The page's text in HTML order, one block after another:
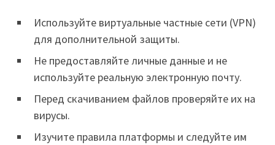
Используйте виртуальные частные сети (VPN)
для дополнительной защиты.
Не предоставляйте личные данные и не
используйте реальную электронную почту.
Перед скачиванием файлов проверяйте их на
вирусы.
Изучите правила платформы и следуйте им